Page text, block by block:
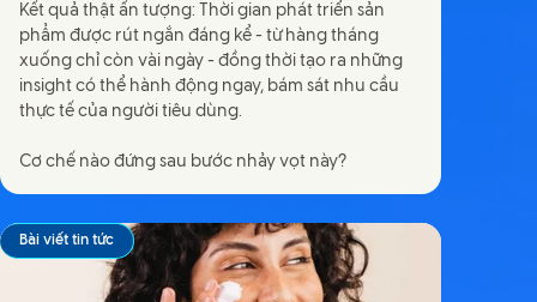
Kết quả thật ấn tượng: Thời gian phát triển sản
phẩm được rút ngắn đáng kể - từ hàng tháng
xuống chỉ còn vài ngày - đồng thời tạo ra những
insight có thể hành động ngay, bám sát nhu cầu
thực tế của người tiêu dùng.
Cơ chế nào đứng sau bước nhảy vọt này?
Bài viết tin tức